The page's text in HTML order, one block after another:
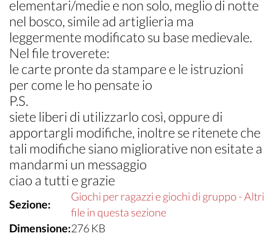
elementari/medie e non solo, meglio di notte
nel bosco, simile ad artiglieria ma
leggermente modificato su base medievale.
Nel file troverete:
le carte pronte da stampare e le istruzioni
per come le ho pensate io
P.S.
siete liberi di utilizzarlo così, oppure di
apportargli modifiche, inoltre se ritenete che
tali modifiche siano migliorative non esitate a
mandarmi un messaggio
ciao a tutti e grazie
Sezione:
Giochi per ragazzi e giochi di gruppo - Altri
file in questa sezione
Dimensione:276 KB